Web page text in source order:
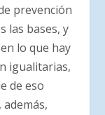
prevención
las bases, y
lo que hay
igualitarias,
de eso